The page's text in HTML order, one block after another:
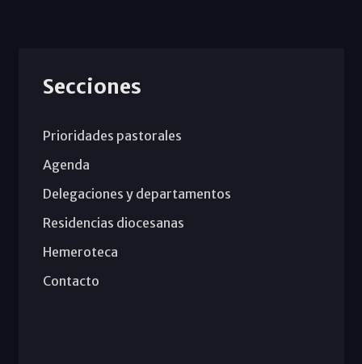
Secciones
Prioridades pastorales
Agenda
Delegaciones y departamentos
Residencias diocesanas
Hemeroteca
Contacto